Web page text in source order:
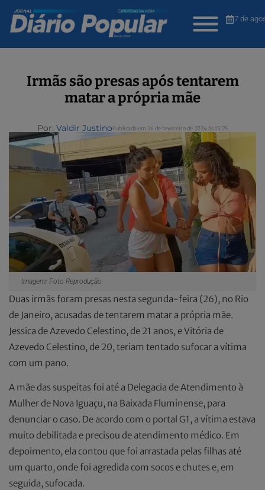
7 de
Irmãs são presas após tentarem
matar a própria mãe
Por: Valdir JustinoPublicada em 26 de fevereiro de 2024 às 15:25
Imagem: Foto Reprodução
Duas irmãs foram presas nesta segunda-feira (26), no Rio
de Janeiro, acusadas de tentarem matar a própria mãe.
Jessica de Azevedo Celestino, de 21 anos, e Vitória de
Azevedo Celestino, de 20, teriam tentado sufocar a vítima
com um pano.
A mãe das suspeitas foi até a Delegacia de Atendimento à
Mulher de Nova Iguaçu, na Baixada Fluminense, para
denunciar o caso. De acordo com o portal G1, a vítima estava
muito debilitada e precisou de atendimento médico. Em
depoimento, ela contou que foi arrastada pelas filhas até
um quarto, onde foi agredida com socos e chutes e, em
seguida, sufocada.